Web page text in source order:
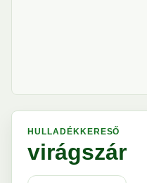
HULLADÉKKERESŐ
virágszár